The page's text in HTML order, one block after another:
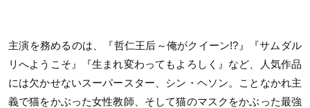
主演を務めるのは、『哲仁王后～俺がクイーン!?』『サムダル
リへようこそ』『生まれ変わってもよろしく』など、人気作品
には欠かせないスーパースター、シン・ヘソン。ことなかれ主
義で猫をかぶった女性教師、そして猫のマスクをかぶった最強